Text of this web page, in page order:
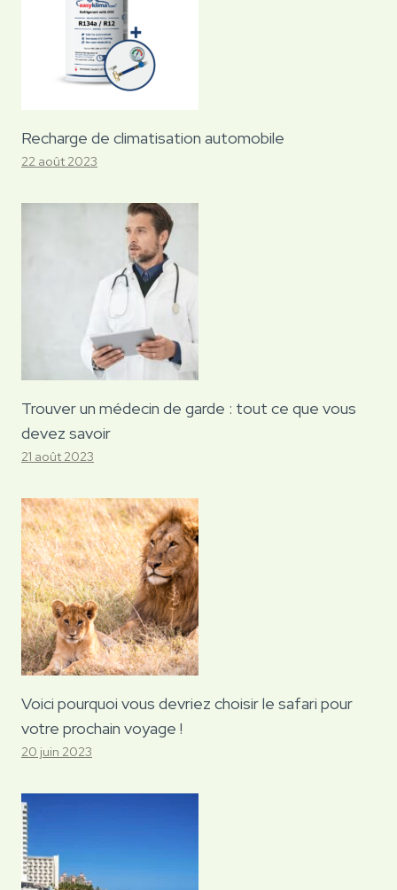
Recharge de climatisation automobile
22 août 2023
Trouver un médecin de garde : tout ce que vous
devez savoir
21 août 2023
Voici pourquoi vous devriez choisir le safari pour
votre prochain voyage !
20 juin 2023